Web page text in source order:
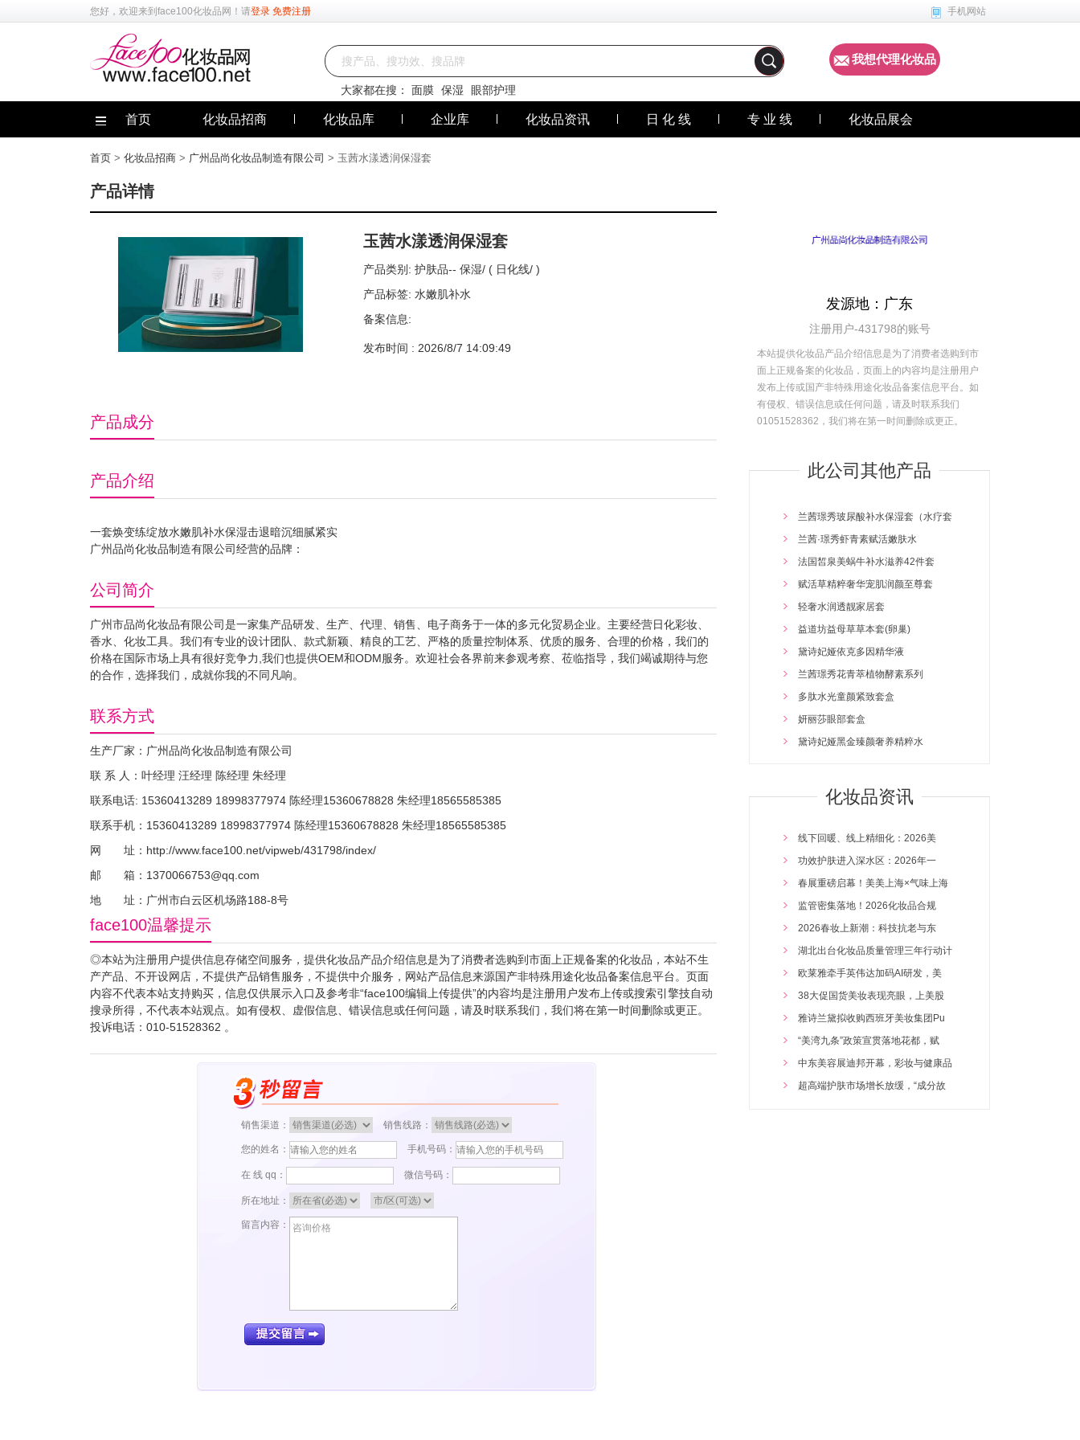
手机网站
您好，欢迎来到 face100化妆品网 ！请登录 免费注册
大家都在搜： 面膜 保湿 眼部护理
我想代理化妆品
首页 化妆品招商 化妆品库 企业库 化妆品资讯 日 化 线 专 业 线 化妆品展会
首页 > 化妆品招商 > 广州品尚化妆品制造有限公司 > 玉茜水漾透润保湿套
产品详情
玉茜水漾透润保湿套
产品类别: 护肤品-- 保湿/ ( 日化线/ )
产品标签: 水嫩肌补水
备案信息:
发布时间 : 2026/8/7 14:09:49
产品成分
产品介绍
一套焕变练绽放水嫩肌补水保湿击退暗沉细腻紧实
广州品尚化妆品制造有限公司经营的品牌：
公司简介
广州市品尚化妆品有限公司是一家集产品研发、生产、代理、销售、电子商务于一体的多元化贸易企业。主要经营日化彩妆、
香水、化妆工具。我们有专业的设计团队、款式新颖、精良的工艺、严格的质量控制体系、优质的服务、合理的价格，我们的
价格在国际市场上具有很好竞争力,我们也提供OEM和ODM服务。欢迎社会各界前来参观考察、莅临指导，我们竭诚期待与您
的合作，选择我们，成就你我的不同凡响。
联系方式
生产厂家：广州品尚化妆品制造有限公司
联 系 人：叶经理 汪经理 陈经理 朱经理
联系电话: 15360413289 18998377974 陈经理15360678828 朱经理18565585385
联系手机：15360413289 18998377974 陈经理15360678828 朱经理18565585385
网 址：http://www.face100.net/vipweb/431798/index/
邮 箱：1370066753@qq.com
地 址：广州市白云区机场路188-8号
face100温馨提示
◎本站为注册用户提供信息存储空间服务，提供化妆品产品介绍信息是为了消费者选购到市面上正规备案的化妆品，本站不生
产产品、不开设网店，不提供产品销售服务，不提供中介服务，网站产品信息来源国产非特殊用途化妆品备案信息平台。页面
内容不代表本站支持购买，信息仅供展示入口及参考非“face100编辑上传提供”的内容均是注册用户发布上传或搜索引擎技自动
搜录所得，不代表本站观点。如有侵权、虚假信息、错误信息或任何问题，请及时联系我们，我们将在第一时间删除或更正。
投诉电话：010-51528362 。
销售渠道： 销售线路：
您的姓名： 手机号码：
在 线 qq： 微信号码：
所在地址：
留言内容：
发源地：广东
注册用户-431798的账号
本站提供化妆品产品介绍信息是为了消费者选购到市
面上正规备案的化妆品，页面上的内容均是注册用户
发布上传或国产非特殊用途化妆品备案信息平台。如
有侵权、错误信息或任何问题，请及时联系我们
01051528362，我们将在第一时间删除或更正。
此公司其他产品
兰茜璟秀玻尿酸补水保湿套（水疗套
兰茜·璟秀虾青素赋活嫩肤水
法国皙泉美蜗牛补水滋养42件套
赋活草精粹奢华宠肌润颜至尊套
轻奢水润透靓家居套
益道坊益母草草本套(卵巢)
黛诗妃娅依克多因精华液
兰茜璟秀花青萃植物酵素系列
多肽水光童颜紧致套盒
妍丽莎眼部套盒
黛诗妃娅黑金臻颜奢养精粹水
媛蕊美·面部熏蒸套盒
虾青素菁纯嫩肤精华油
天气丹 补水 保湿
玉茜水漾透润保湿水
奢润焕活奢养细肤
素颜无暇气垫BB霜
富勒烯精华保湿霜
黛诗妃娅胶原蛋白肽眼部精华液
黛诗妃烟酰胺素臻颜至尊套
产后胸部调理套
产后腹直肌修护套
鱼子酱持妆遮瑕气垫霜
兰茜·璟秀玻色因驻颜精华水
化妆品资讯
线下回暖、线上精细化：2026美
2026/4/14 16:47:35
功效护肤进入深水区：2026年一
2026/4/14 16:46:53
春展重磅启幕！美美上海×气味上海
2026/4/14 16:46:07
监管密集落地！2026化妆品合规
2026/4/14 16:45:17
2026春妆上新潮：科技抗老与东
2026/4/14 16:44:23
湖北出台化妆品质量管理三年行动计
2026/3/24 16:32:05
欧莱雅牵手英伟达加码AI研发，美
2026/3/24 16:30:30
38大促国货美妆表现亮眼，上美股
2026/3/24 16:29:32
雅诗兰黛拟收购西班牙美妆集团Pu
2026/3/24 16:28:41
“美湾九条”政策宣贯落地花都，赋
2026/3/24 16:27:51
中东美容展迪邦开幕，彩妆与健康品
2025/10/27 19:18:49
超高端护肤市场增长放缓，“成分故